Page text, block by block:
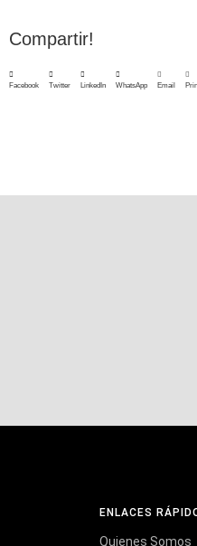
Compartir!
Facebook Twitter LinkedIn WhatsApp Email
ENLACES
Quienes Somos